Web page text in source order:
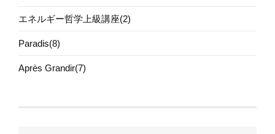
エネルギー哲学上級講座(2)
Paradis(8)
Après Grandir(7)